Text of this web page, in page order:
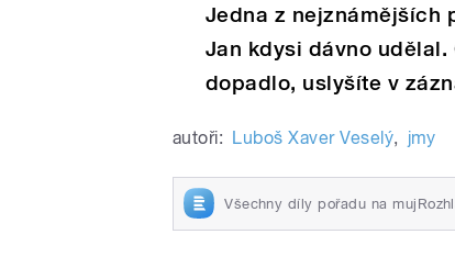
Jedna z nejznámějších
Jan kdysi dávno udělal.
dopadlo, uslyšíte v
autoři: Luboš Xaver Veselý, jmy
Všechny díly pořadu na